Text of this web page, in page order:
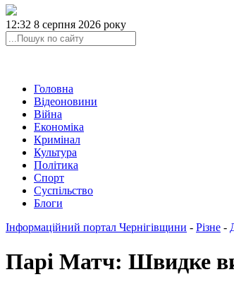
12:32 8 серпня 2026 року
Головна
Відеоновини
Війна
Економіка
Кримінал
Культура
Політика
Спорт
Суспільство
Блоги
Інформаційний портал Чернігівщини - Різне -
Парі Матч: Швидке